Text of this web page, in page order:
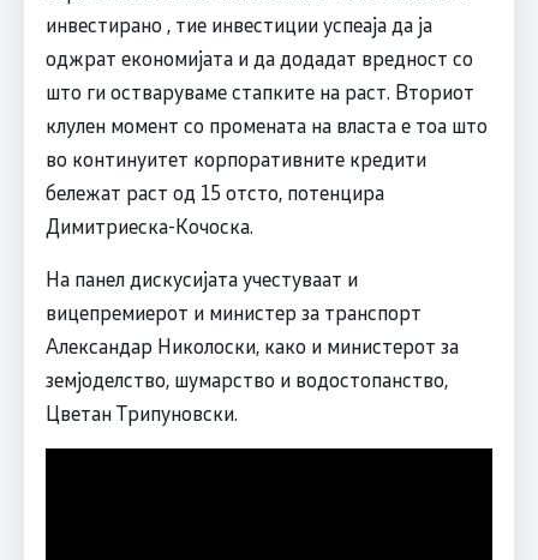
инвестирано , тие инвестиции успеаја да ја
оджрат економијата и да додадат вредност со
што ги остваруваме стапките на раст. Вториот
клулен момент со промената на власта е тоа што
во континуитет корпоративните кредити
бележат раст од 15 отсто, потенцира
Димитриеска-Кочоска.
На панел дискусијата учестуваат и
вицепремиерот и министер за транспорт
Александар Николоски, како и министерот за
земјоделство, шумарство и водостопанство,
Цветан Трипуновски.